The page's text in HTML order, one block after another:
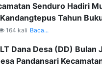
Senduro Hadiri
Tahun
164 kali Baca...
Dana Desa (DD) Bulan
Pandansari